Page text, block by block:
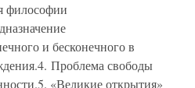
философии
и бесконечного в
Проблема свободы
«Великие открытия»